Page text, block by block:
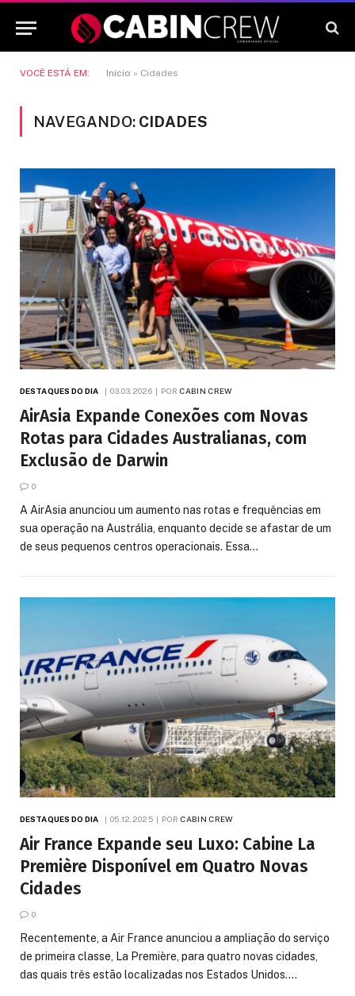
VOCÊ ESTÁ EM: Início » Cidades
NAVEGANDO: CIDADES
DESTAQUES DO DIA 03.03.2026 POR CABIN CREW
AirAsia Expande Conexões com Novas
Rotas para Cidades Australianas, com
Exclusão de Darwin
0
A AirAsia anunciou um aumento nas rotas e frequências em
sua operação na Austrália, enquanto decide se afastar de um
de seus pequenos centros operacionais. Essa…
DESTAQUES DO DIA 05.12.2025 POR CABIN CREW
Air France Expande seu Luxo: Cabine La
Première Disponível em Quatro Novas
Cidades
0
Recentemente, a Air France anunciou a ampliação do serviço
de primeira classe, La Première, para quatro novas cidades,
das quais três estão localizadas nos Estados Unidos.…